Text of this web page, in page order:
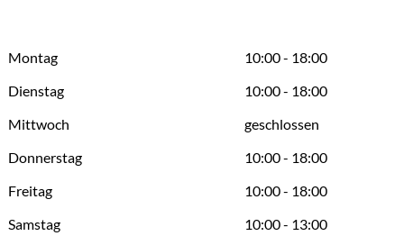
Montag
10:00 - 18:00
Dienstag
10:00 - 18:00
Mittwoch
geschlossen
Donnerstag
10:00 - 18:00
Freitag
10:00 - 18:00
Samstag
10:00 - 13:00